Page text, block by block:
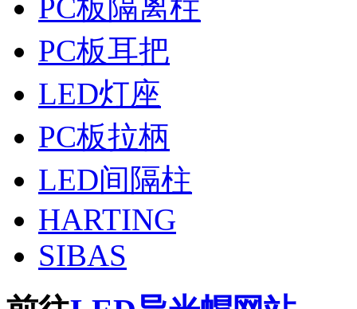
PC板隔离柱
PC板耳把
LED灯座
PC板拉柄
LED间隔柱
HARTING
SIBAS